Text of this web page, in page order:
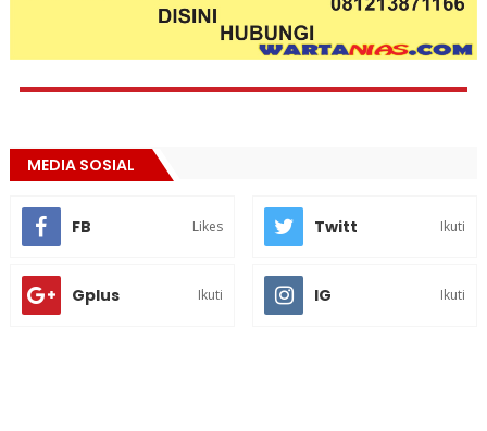
MEDIA SOSIAL
FB Likes Twitt Ikuti
Gplus Ikuti IG Ikuti